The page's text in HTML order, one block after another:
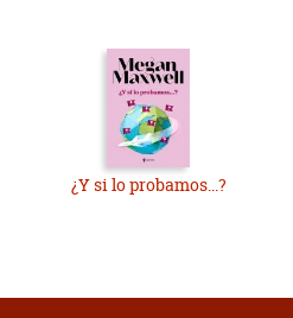
¿Y si lo probamos...?